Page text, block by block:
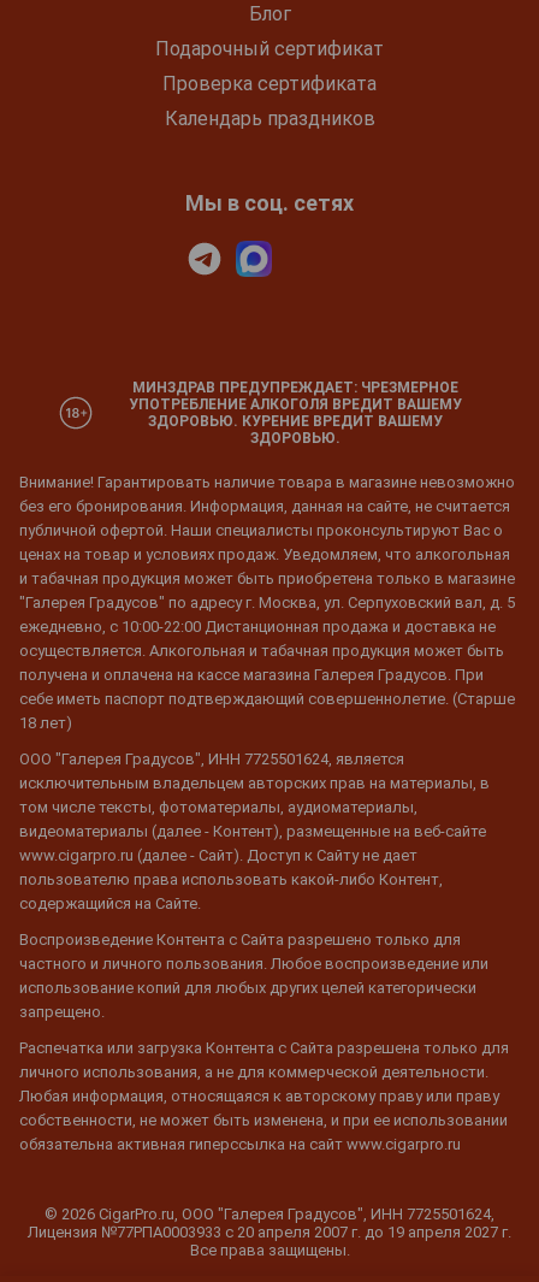
Блог
Подарочный сертификат
Проверка сертификата
Календарь праздников
Мы в соц. сетях
МИНЗДРАВ ПРЕДУПРЕЖДАЕТ: ЧРЕЗМЕРНОЕ
УПОТРЕБЛЕНИЕ АЛКОГОЛЯ ВРЕДИТ ВАШЕМУ
ЗДОРОВЬЮ. КУРЕНИЕ ВРЕДИТ ВАШЕМУ
ЗДОРОВЬЮ.
Внимание! Гарантировать наличие товара в магазине невозможно
без его бронирования. Информация, данная на сайте, не считается
публичной офертой. Наши специалисты проконсультируют Вас о
ценах на товар и условиях продаж. Уведомляем, что алкогольная
и табачная продукция может быть приобретена только в магазине
"Галерея Градусов" по адресу г. Москва, ул. Серпуховский вал, д. 5
ежедневно, с 10:00-22:00 Дистанционная продажа и доставка не
осуществляется. Алкогольная и табачная продукция может быть
получена и оплачена на кассе магазина Галерея Градусов. При
себе иметь паспорт подтверждающий совершеннолетие. (Старше
18 лет)
ООО "Галерея Градусов", ИНН 7725501624, является
исключительным владельцем авторских прав на материалы, в
том числе тексты, фотоматериалы, аудиоматериалы,
видеоматериалы (далее - Контент), размещенные на веб-сайте
www.cigarpro.ru (далее - Сайт). Доступ к Сайту не дает
пользователю права использовать какой-либо Контент,
содержащийся на Сайте.
Воспроизведение Контента с Сайта разрешено только для
частного и личного пользования. Любое воспроизведение или
использование копий для любых других целей категорически
запрещено.
Распечатка или загрузка Контента с Сайта разрешена только для
личного использования, а не для коммерческой деятельности.
Любая информация, относящаяся к авторскому праву или праву
собственности, не может быть изменена, и при ее использовании
обязательна активная гиперссылка на сайт www.cigarpro.ru
© 2026 CigarPro.ru, ООО "Галерея Градусов", ИНН 7725501624,
Лицензия №77РПА0003933 c 20 апреля 2007 г. до 19 апреля 2027 г.
Все права защищены.